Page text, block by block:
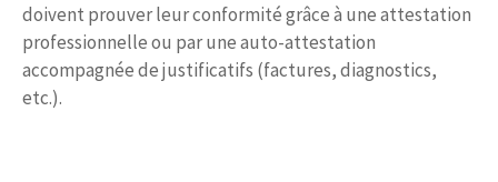
doivent prouver leur conformité grâce à une attestation
professionnelle ou par une auto-attestation
accompagnée de justificatifs (factures, diagnostics,
etc.).